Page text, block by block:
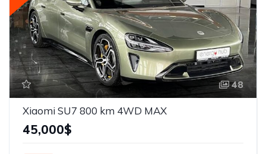
48
Xiaomi SU7 800 km 4WD MAX
45,000$